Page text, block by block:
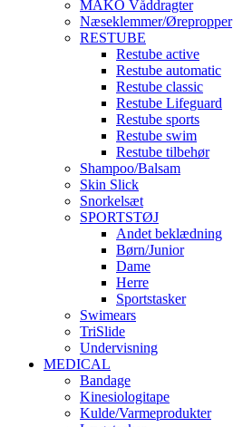
MAKO Våddragter
Næseklemmer/Ørepropper
RESTUBE
Restube active
Restube automatic
Restube classic
Restube Lifeguard
Restube sports
Restube swim
Restube tilbehør
Shampoo/Balsam
Skin Slick
Snorkelsæt
SPORTSTØJ
Andet beklædning
Børn/Junior
Dame
Herre
Sportstasker
Swimears
TriSlide
Undervisning
MEDICAL
Bandage
Kinesiologitape
Kulde/Varmeprodukter